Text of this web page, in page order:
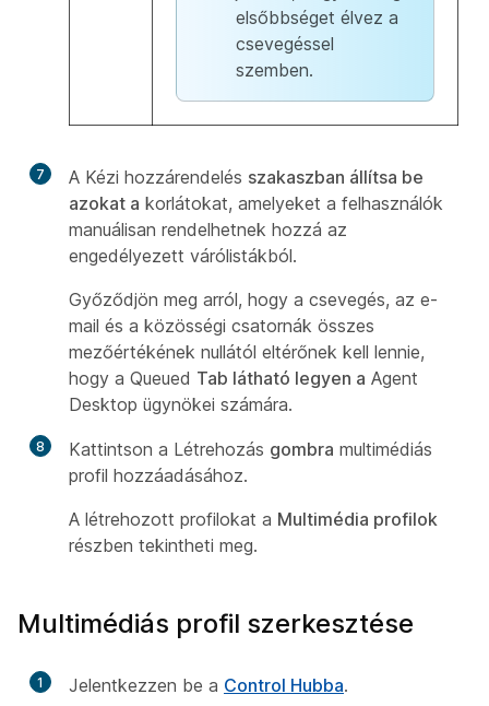
elsőbbséget élvez a
csevegéssel
szemben.
7 A Kézi hozzárendelés szakaszban állítsa be
azokat a korlátokat, amelyeket a felhasználók
manuálisan rendelhetnek hozzá az
engedélyezett várólistákból.
Győződjön meg arról, hogy a csevegés, az e-
mail és a közösségi csatornák összes
mezőértékének nullától eltérőnek kell lennie,
hogy a Queued Tab látható legyen a Agent
Desktop ügynökei számára.
8 Kattintson a Létrehozás gombra multimédiás
profil hozzáadásához.
A létrehozott profilokat a Multimédia profilok
részben tekintheti meg.
Multimédiás profil szerkesztése
1 Jelentkezzen be a Control Hubba.